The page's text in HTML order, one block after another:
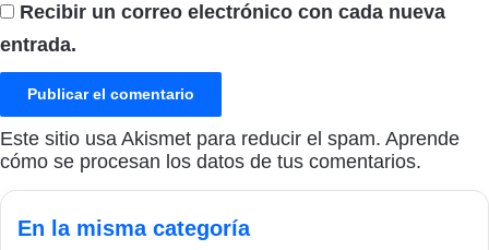
Recibir un correo electrónico con cada nueva
entrada.
Este sitio usa Akismet para reducir el spam. Aprende
cómo se procesan los datos de tus comentarios.
En la misma categoría